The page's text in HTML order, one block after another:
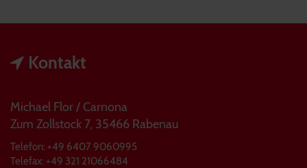
Kontakt
Michael Flor / Carnona
Zum Zollstock 7, 35466 Rabenau
Telefon: +49 6407 9060995
Telefax: +49 321 21066484